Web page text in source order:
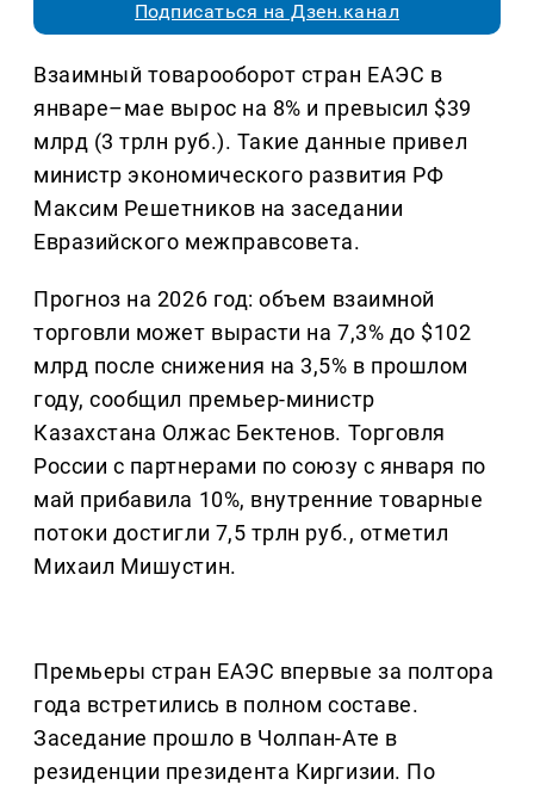
Подписаться на Дзен.канал
Взаимный товарооборот стран ЕАЭС в
январе–мае вырос на 8% и превысил $39
млрд (3 трлн руб.). Такие данные привел
министр экономического развития РФ
Максим Решетников на заседании
Евразийского межправсовета.
Прогноз на 2026 год: объем взаимной
торговли может вырасти на 7,3% до $102
млрд после снижения на 3,5% в прошлом
году, сообщил премьер-министр
Казахстана Олжас Бектенов. Торговля
России с партнерами по союзу с января по
май прибавила 10%, внутренние товарные
потоки достигли 7,5 трлн руб., отметил
Михаил Мишустин.
Премьеры стран ЕАЭС впервые за полтора
года встретились в полном составе.
Заседание прошло в Чолпан-Ате в
резиденции президента Киргизии. По